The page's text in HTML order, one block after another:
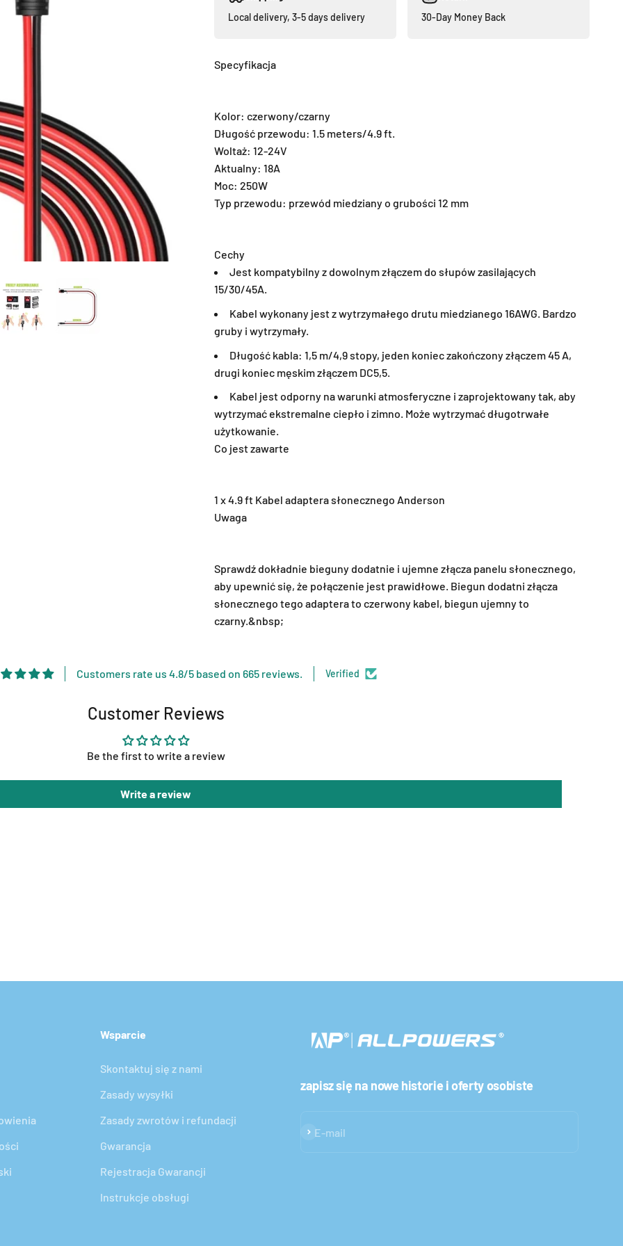
Local delivery, 3-5 days delivery
30-Day Money Back
Specyfikacja
Kolor: czerwony/czarny
Długość przewodu: 1.5 meters/4.9 ft.
Woltaż: 12-24V
Aktualny: 18A
Moc: 250W
Typ przewodu: przewód miedziany o grubości 12 mm
Cechy
Jest kompatybilny z dowolnym złączem do słupów zasilających
15/30/45A.
Kabel wykonany jest z wytrzymałego drutu miedzianego 16AWG. Bardzo
gruby i wytrzymały.
Długość kabla: 1,5 m/4,9 stopy, jeden koniec zakończony złączem 45 A,
drugi koniec męskim złączem DC5,5.
Kabel jest odporny na warunki atmosferyczne i zaprojektowany tak, aby
wytrzymać ekstremalne ciepło i zimno. Może wytrzymać długotrwałe
użytkowanie.
Co jest zawarte
1 x 4.9 ft Kabel adaptera słonecznego Anderson
Uwaga
Sprawdź dokładnie bieguny dodatnie i ujemne złącza panelu słonecznego,
aby upewnić się, że połączenie jest prawidłowe. Biegun dodatni złącza
słonecznego tego adaptera to czerwony kabel, biegun ujemny to
czarny.&nbsp;
Customers rate us 4.8/5 based on 665 reviews. Verified
Customer Reviews
Be the first to write a review
Write a review
Wsparcie
Skontaktuj się z nami
Zasady wysyłki
Zasady zwrotów i refundacji
Gwarancja
Rejestracja Gwarancji
Instrukcje obsługi
zapisz się na nowe historie i oferty osobiste
E-mail
Subskrybuj